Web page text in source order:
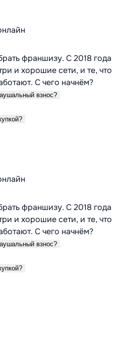
франшизу. С 2018 года
и хорошие сети, и те, что
С чего начнём?
взнос?
франшизу. С 2018 года
и хорошие сети, и те, что
С чего начнём?
взнос?